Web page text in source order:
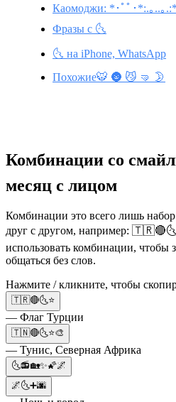
Каомоджи: *･ﾟﾟ･*:.｡..｡
Фразы с 🌜
🌜 на iPhone, WhatsApp
Похожие🐯 🌚 😼 🤜 🌛
Комбинации со
месяц с лицом
Комбинации это всего лишь
друг с другом, например:
использовать комбинации, чтобы
общаться без слов.
Нажмите / кликните, чтобы
🇹🇷🔴🌜⭐
— Флаг Турции
🇹🇳🔴🌜⭐🎨
— Тунис, Северная Африка
🌜📻🏡✨🌠🌌
🌌🌜➕🌆